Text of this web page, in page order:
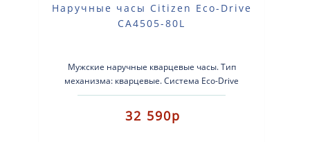
Наручные часы Citizen Eco-Drive
CA4505-80L
Мужские наручные кварцевые часы. Тип
механизма: кварцевые. Система Eco-Drive
(аккумулятор с питанием от световой энергии..
32 590р